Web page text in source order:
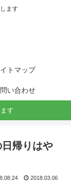
ます
トマップ
い合わせ
す
帰りはや
2018.03.06